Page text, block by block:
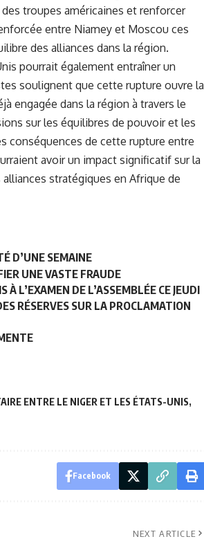
troupes américaines et renforcer
entre Niamey et Moscou ces
des alliances dans la région.
pourrait également entraîner un
soulignent que cette rupture ouvre la
engagée dans la région à travers le
sur les équilibres de pouvoir et les
conséquences de cette rupture entre
avoir un impact significatif sur la
stratégiques en Afrique de
D’UNE SEMAINE
UNE VASTE FRAUDE
L’EXAMEN DE L’ASSEMBLÉE CE JEUDI
RÉSERVES SUR LA PROCLAMATION
ENTRE LE NIGER ET LES ÉTATS-UNIS
Facebook
NEXT ARTICLE